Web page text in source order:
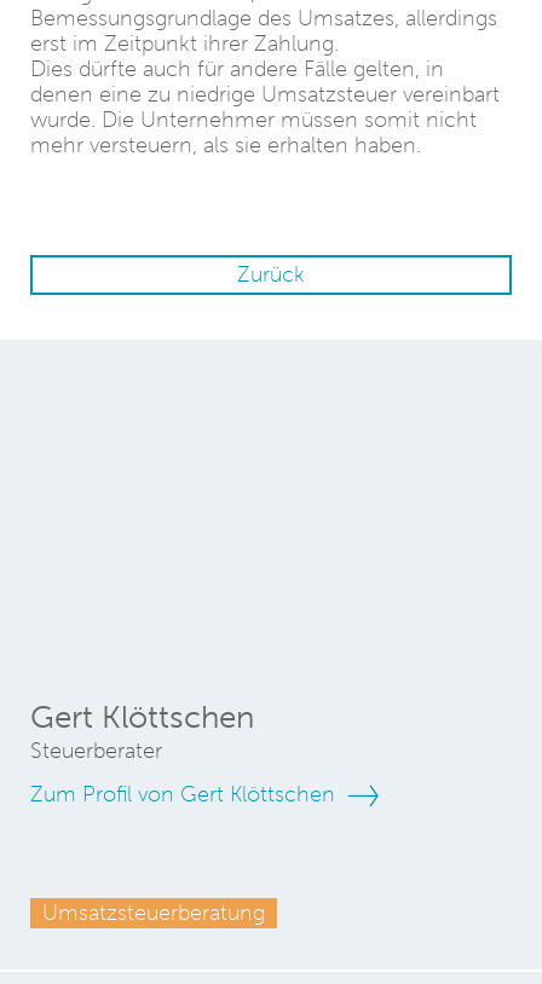
Bemessungsgrundlage des Umsatzes, allerdings
erst im Zeitpunkt ihrer Zahlung.
Dies dürfte auch für andere Fälle gelten, in
denen eine zu niedrige Umsatzsteuer vereinbart
wurde. Die Unternehmer müssen somit nicht
mehr versteuern, als sie erhalten haben.
Zurück
Gert Klöttschen
Steuerberater
Zum Profil von Gert Klöttschen
Umsatzsteuerberatung